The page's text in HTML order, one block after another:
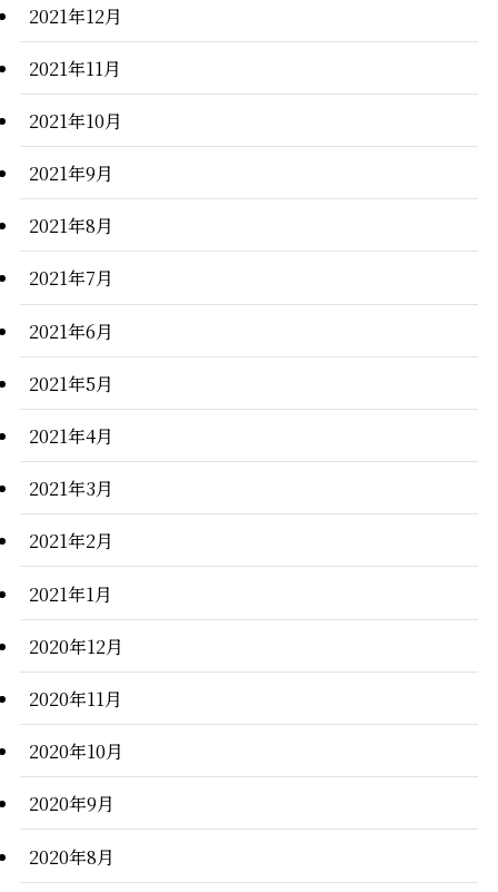
2021年12月
2021年11月
2021年10月
2021年9月
2021年8月
2021年7月
2021年6月
2021年5月
2021年4月
2021年3月
2021年2月
2021年1月
2020年12月
2020年11月
2020年10月
2020年9月
2020年8月